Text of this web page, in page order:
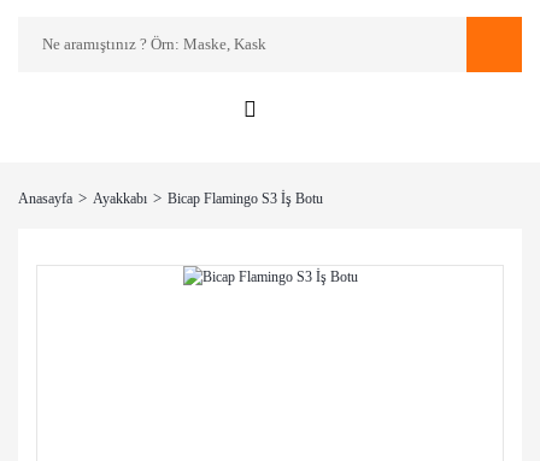
Anasayfa Ayakkabı Bicap Flamingo S3 İş Botu